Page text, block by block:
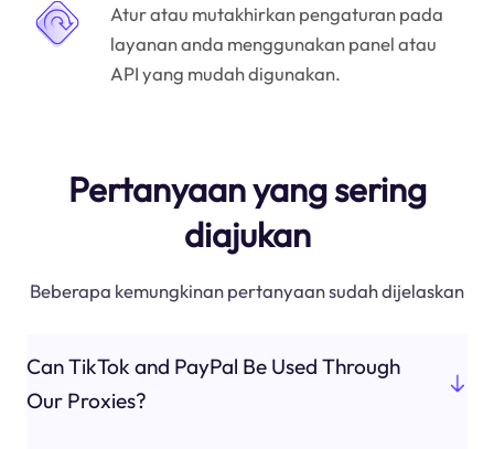
Atur atau mutakhirkan pengaturan pada
layanan anda menggunakan panel atau
API yang mudah digunakan.
Pertanyaan yang sering
diajukan
Beberapa kemungkinan pertanyaan sudah dijelaskan
Can TikTok and PayPal Be Used Through
Our Proxies?